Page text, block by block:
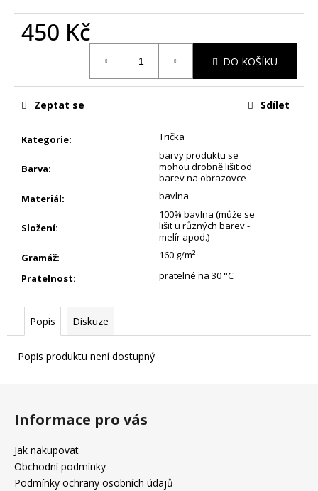
450 Kč
DO KOŠÍKU
Kategorie: Trička
Barva:
barvy produktu se
mohou drobně lišit od
barev na obrazovce
Materiál: bavlna
Složení:
100% bavlna (může se
lišit u různých barev -
melír apod.)
Gramáž:
160 g/m²
Pratelnost: pratelné na 30 °C
Zeptat se Sdílet
Popis Diskuze
Popis produktu není dostupný
m
e
MIKINA
VALHALLA
Informace pro vás
Jak nakupovat
Obchodní podmínky
Podmínky ochrany osobních údajů